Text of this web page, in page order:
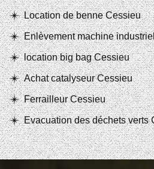
Location de benne Cessieu
Enlèvement machine
location big bag Cessieu
Achat catalyseur Cessieu
Ferrailleur Cessieu
Evacuation des déchets verts